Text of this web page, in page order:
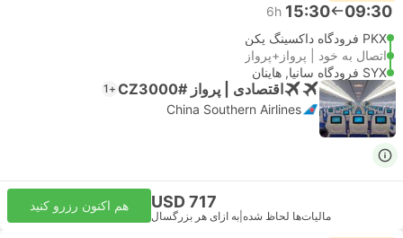
09:30
15:30
6h
PKX فرودگاه داکسینگ پکن
اتصال به خود | پرواز+پرواز
SYX فرودگاه سانیا, هاینان
اقتصادی | پرواز #CZ3000 +1
China Southern Airlines
USD 717
مالیات‌ها لحاظ شده به ازای هر بزرگسال
هم اکنون رزرو کنید